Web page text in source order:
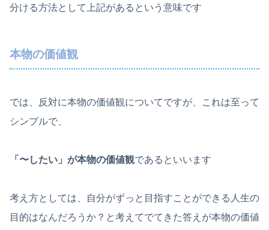
分ける方法として上記があるという意味です
本物の価値観
では、反対に本物の価値観についてですが、これは至って
シンプルで、
「〜したい」が本物の価値観であるといいます
考え方としては、自分がずっと目指すことができる人生の
目的はなんだろうか？と考えてでてきた答えが本物の価値